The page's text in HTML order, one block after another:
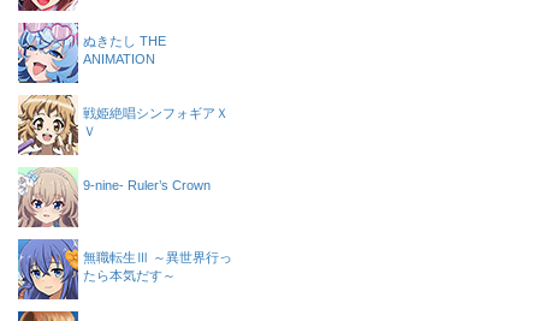
ぬきたし THE
ANIMATION
戦姫絶唱シンフォギアＸ
Ｖ
9-nine- Ruler’s Crown
無職転生Ⅲ ～異世界行っ
たら本気だす～